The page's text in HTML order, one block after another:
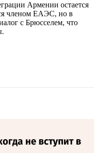
Армении остается
членом ЕАЭС, но в
с Брюсселем, что